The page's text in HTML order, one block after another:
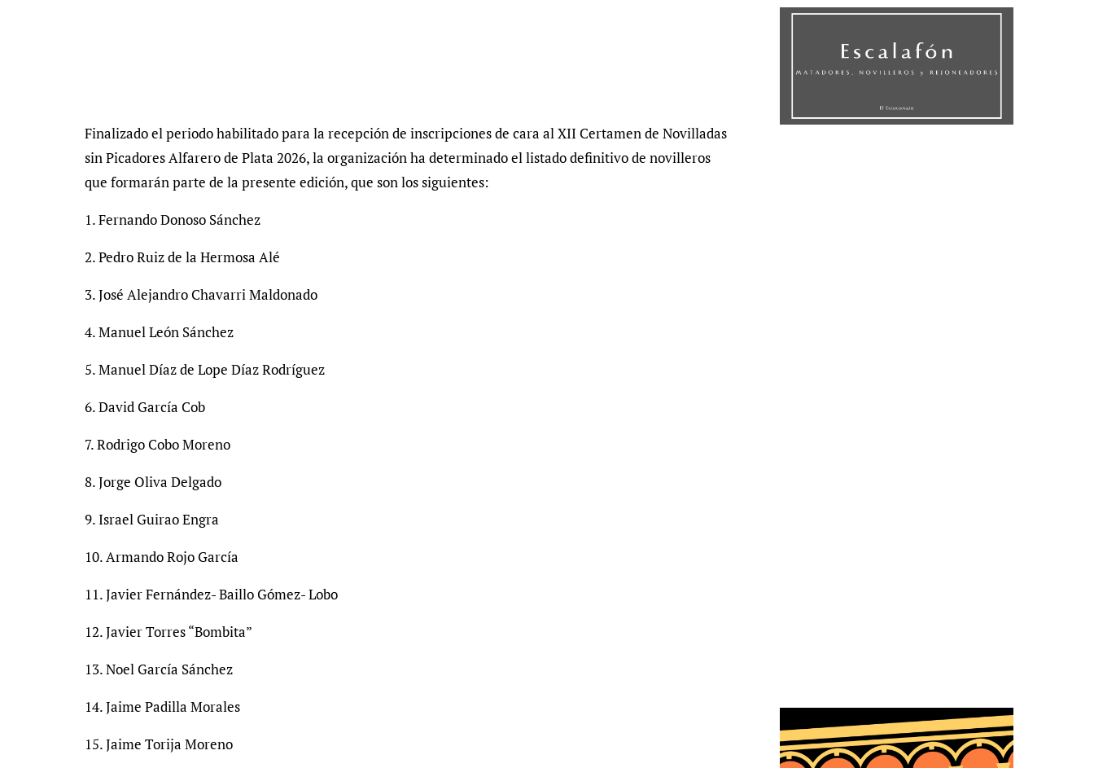
Finalizado el periodo habilitado para la recepción de inscripciones de cara al XII Certamen de Novilladas
sin Picadores Alfarero de Plata 2026, la organización ha determinado el listado definitivo de novilleros
que formarán parte de la presente edición, que son los siguientes:
1. Fernando Donoso Sánchez
2. Pedro Ruiz de la Hermosa Alé
3. José Alejandro Chavarri Maldonado
4. Manuel León Sánchez
5. Manuel Díaz de Lope Díaz Rodríguez
6. David García Cob
7. Rodrigo Cobo Moreno
8. Jorge Oliva Delgado
9. Israel Guirao Engra
10. Armando Rojo García
11. Javier Fernández- Baillo Gómez- Lobo
12. Javier Torres “Bombita”
13. Noel García Sánchez
14. Jaime Padilla Morales
15. Jaime Torija Moreno